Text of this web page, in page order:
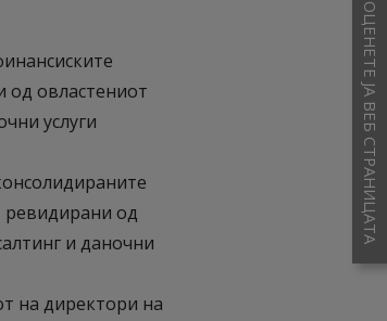
од овластениот
услуги
ревидирани од
и даночни
на директори на
ОЦЕНЕТЕ ЈА ВЕБ СТРАНИЦАТА